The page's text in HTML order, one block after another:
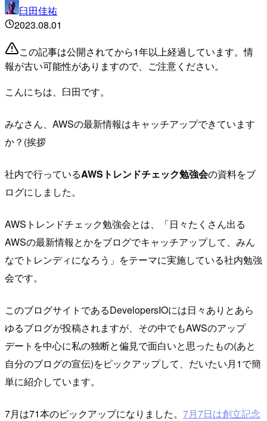
臼田佳祐
2023.08.01
この記事は公開されてから1年以上経過しています。情
報が古い可能性がありますので、ご注意ください。
こんにちは、臼田です。
みなさん、AWSの最新情報はキャッチアップできています
か？(挨拶
社内で行っているAWSトレンドチェック勉強会の資料をブ
ログにしました。
AWSトレンドチェック勉強会とは、「日々たくさん出る
AWSの最新情報とかをブログでキャッチアップして、みん
なでトレンディになろう」をテーマに実施している社内勉強
会です。
このブログサイトであるDevelopersIOには日々ありとあら
ゆるブログが投稿されますが、その中でもAWSのアップ
デートを中心に私の独断と偏見で面白いと思ったもの(あと
自分のブログの宣伝)をピックアップして、だいたい月1で簡
単に紹介しています。
7月は71本のピックアップになりました。 7月7日は創立記念